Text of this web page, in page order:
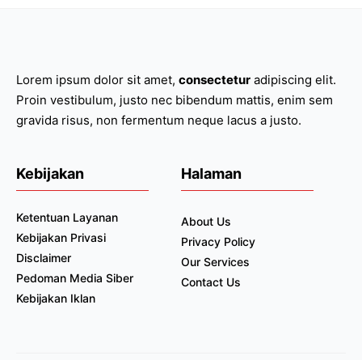
Lorem ipsum dolor sit amet, consectetur adipiscing elit.
Proin vestibulum, justo nec bibendum mattis, enim sem
gravida risus, non fermentum neque lacus a justo.
Kebijakan
Ketentuan Layanan
Kebijakan Privasi
Disclaimer
Pedoman Media Siber
Kebijakan Iklan
Halaman
About Us
Privacy Policy
Our Services
Contact Us